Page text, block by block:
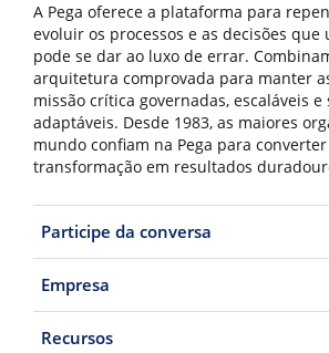
A Pega oferece a plataforma para
evoluir os processos e as decisões que
pode se dar ao luxo de errar.
arquitetura comprovada para manter
missão crítica governadas, escaláveis e
adaptáveis. Desde 1983, as maiores
mundo confiam na Pega para
transformação em resultados
Participe da conversa
Empresa
Recursos